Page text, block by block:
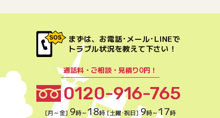
まずは、お電話･メール･LINEで
トラブル状況を教えて下さい！
通話料・ご相談・見積り0円！
0120-916-765
[月～金] 9時～18時 [土曜･祝日] 9時～17時